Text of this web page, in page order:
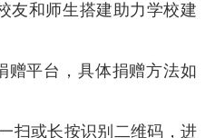
友和师生搭建助力学校建
赠平台，具体捐赠方法如
扫或长按识别二维码，进